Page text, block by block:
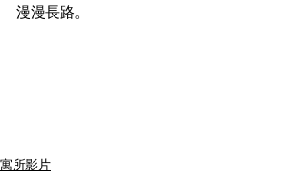
漫漫長路。
寓所影片